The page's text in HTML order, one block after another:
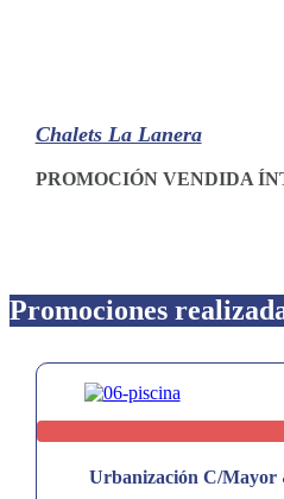
Chalets La Lanera
PROMOCIÓN VENDIDA
Promociones
Urbanización C/Mayor